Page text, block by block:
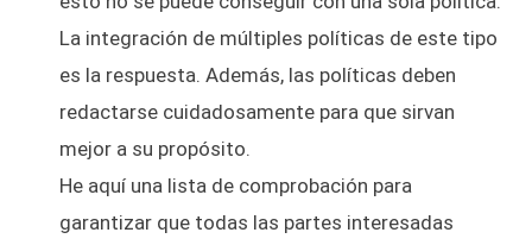
La integración de múltiples políticas de este tipo
es la respuesta. Además, las políticas deben
redactarse cuidadosamente para que sirvan
mejor a su propósito.
He aquí una lista de comprobación para
garantizar que todas las partes interesadas